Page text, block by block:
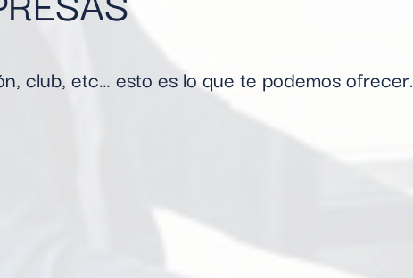
club, etc… esto es lo que te podemos ofrecer.